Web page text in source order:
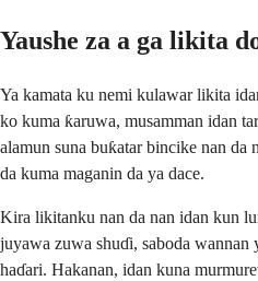
Yaushe za a ga likita
Ya kamata ku nemi kulawar likita
ko kuma ƙaruwa, musamman idan
alamun suna buƙatar bincike nan da
da kuma maganin da ya dace.
Kira likitanku nan da nan idan kun
juyawa zuwa shuɗi, saboda wannan
haɗari. Hakanan, idan kuna